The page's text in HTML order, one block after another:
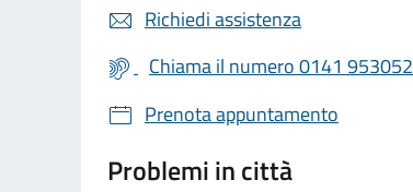
Richiedi assistenza
Chiama il numero 0141 953052
Prenota appuntamento
Problemi in città